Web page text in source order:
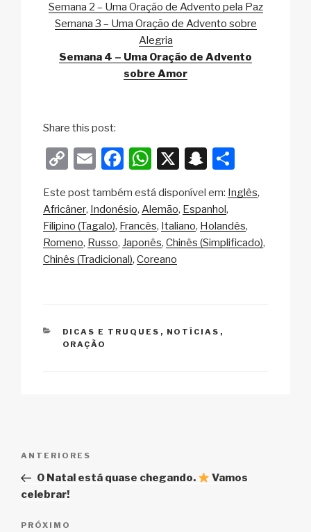
Semana 2 – Uma Oração de Advento pela Paz
Semana 3 – Uma Oração de Advento sobre
Alegria
Semana 4 – Uma Oração de Advento
sobre Amor
Share this post:
C
p
y
Li
n
E
ail
F
c
e
b
o
W
at
s
A
p
X
S
a
p
c
ar
e
Este post também está disponível em: Inglês
Africâner Indonésio Alemão Espanhol
Filipino (Tagalo) Francês Italiano Holandês
Romeno Russo Japonês Chinês (Simplificado)
Chinês (Tradicional) Coreano
CATEGORIAS
DICAS E TRUQUES , NOTÍCIAS ,
ORAÇÃO
Post
Post
anterior
ANTERIORES
O Natal está quase chegando.
Vamos
celebrar!
Próximo
PRÓXIMO